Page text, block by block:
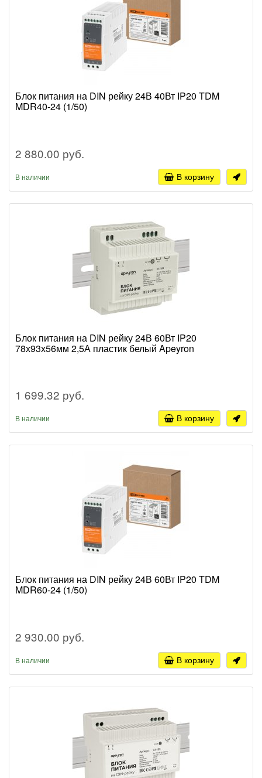
Блок питания на DIN рейку 24В 40Вт IP20 TDM
MDR40-24 (1/50)
2 880.00 руб.
В наличии В корзину
Блок питания на DIN рейку 24В 60Вт IP20
78х93х56мм 2,5А пластик белый Apeyron
1 699.32 руб.
В наличии В корзину
Блок питания на DIN рейку 24В 60Вт IP20 TDM
MDR60-24 (1/50)
2 930.00 руб.
В наличии В корзину